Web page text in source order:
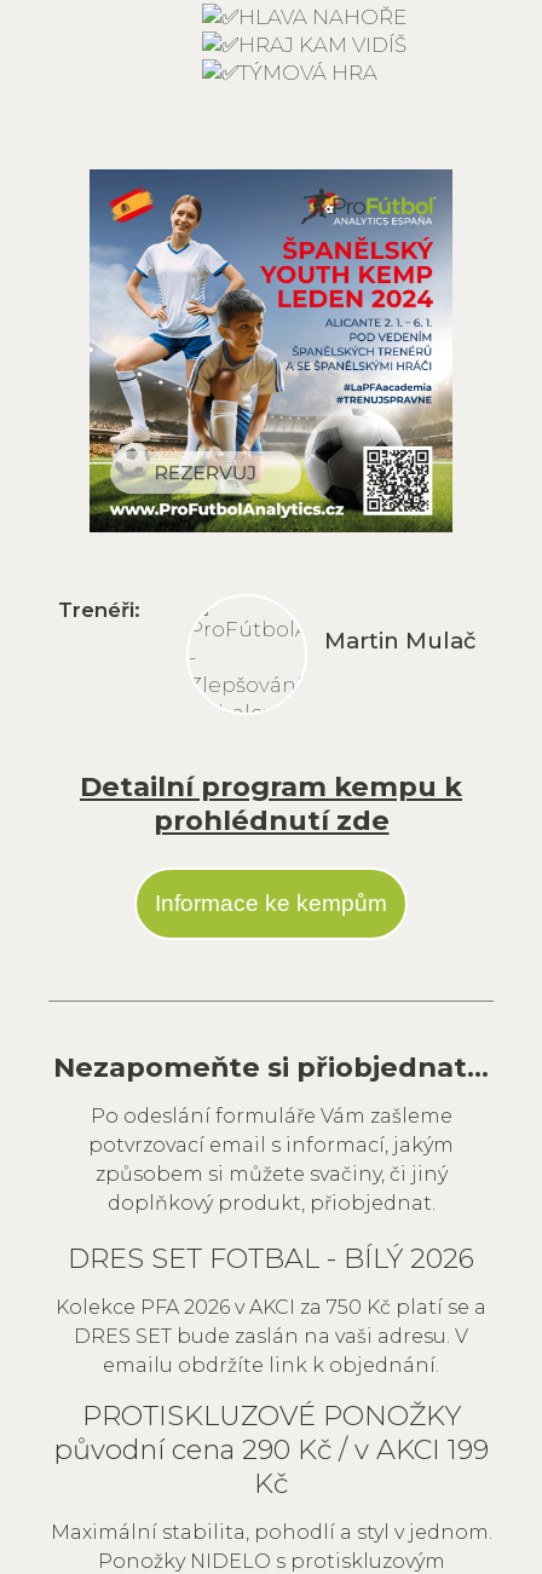
HLAVA NAHOŘE
HRAJ KAM VIDÍŠ
TÝMOVÁ HRA
Trenéři:
Martin Mulač
Detailní program kempu k
prohlédnutí zde
Informace ke kempům
Nezapomeňte si přiobjednat...
Po odeslání formuláře Vám zašleme
potvrzovací email s informací, jakým
způsobem si můžete svačiny, či jiný
doplňkový produkt, přiobjednat.
DRES SET FOTBAL - BÍLÝ 2026
Kolekce PFA 2026 v AKCI za 750 Kč platí se a
DRES SET bude zaslán na vaši adresu. V
emailu obdržíte link k objednání.
PROTISKLUZOVÉ PONOŽKY
původní cena 290 Kč / v AKCI 199
Kč
Maximální stabilita, pohodlí a styl v jednom.
Ponožky NIDELO s protiskluzovým